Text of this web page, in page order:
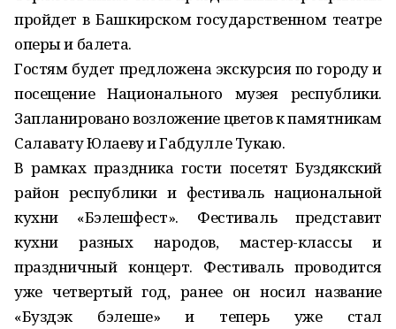
пройдет в Башкирском государственном театре
оперы и балета.
Гостям будет предложена экскурсия по городу и
посещение Национального музея республики.
Запланировано возложение цветов к памятникам
Салавату Юлаеву и Габдулле Тукаю.
В рамках праздника гости посетят Буздякский
район республики и фестиваль национальной
кухни «Бэлешфест». Фестиваль представит
кухни разных народов, мастер-классы и
праздничный концерт. Фестиваль проводится
уже четвертый год, ранее он носил название
«Буздэк бэлеше» и теперь уже стал